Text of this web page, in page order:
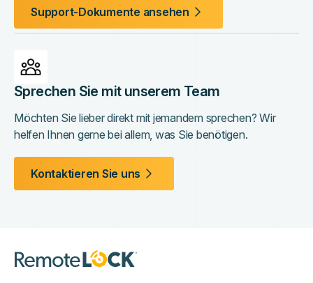
Support-Dokumente ansehen
Sprechen Sie mit unserem Team
Möchten Sie lieber direkt mit jemandem sprechen? Wir
helfen Ihnen gerne bei allem, was Sie benötigen.
Kontaktieren Sie uns